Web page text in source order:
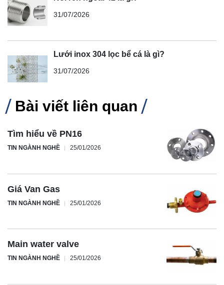
31/07/2026
Lưới inox 304 lọc bể cá là gì?
31/07/2026
Bài viết liên quan
Tìm hiểu về PN16
TIN NGÀNH NGHỀ 25/01/2026
Giá Van Gas
TIN NGÀNH NGHỀ 25/01/2026
Main water valve
TIN NGÀNH NGHỀ 25/01/2026